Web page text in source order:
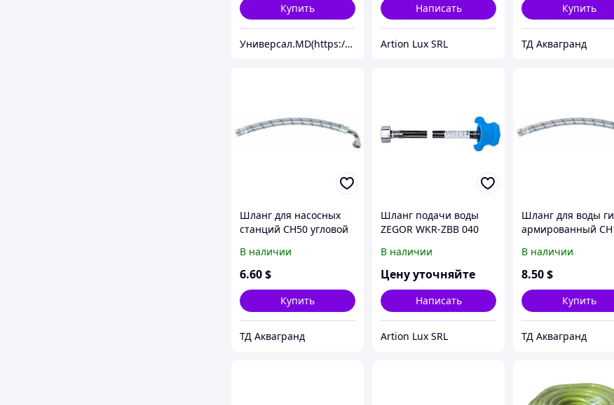
Купить
Универсал.MD(https://universal.prom.md/)
Написать
Artion Lux SRL
Купить
ТД Аквагранд
Шланг для насосных
станций СН50 угловой
В наличии
6.60$
Купить
ТД Аквагранд
Шланг подачи воды
ZEGOR WKR-ZBB 040
В наличии
Цену уточняйте
Написать
Artion Lux SRL
Шланг для воды
армированный
В наличии
8.50$
Купить
ТД Аквагранд